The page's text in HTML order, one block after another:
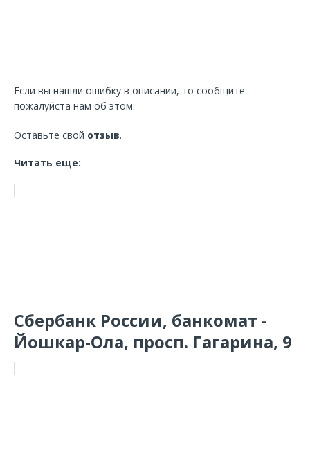
Если вы нашли ошибку в описании, то сообщите
пожалуйста нам об этом.
Оставьте свой отзыв.
Читать еще:
Сбербанк России, банкомат -
Йошкар-Ола, просп. Гагарина, 9